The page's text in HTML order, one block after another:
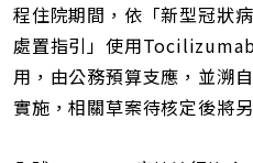
程住院期間，依「新型冠狀
處置指引」使用
用，由公務預算支應，並溯
實施，相關草案待核定後將